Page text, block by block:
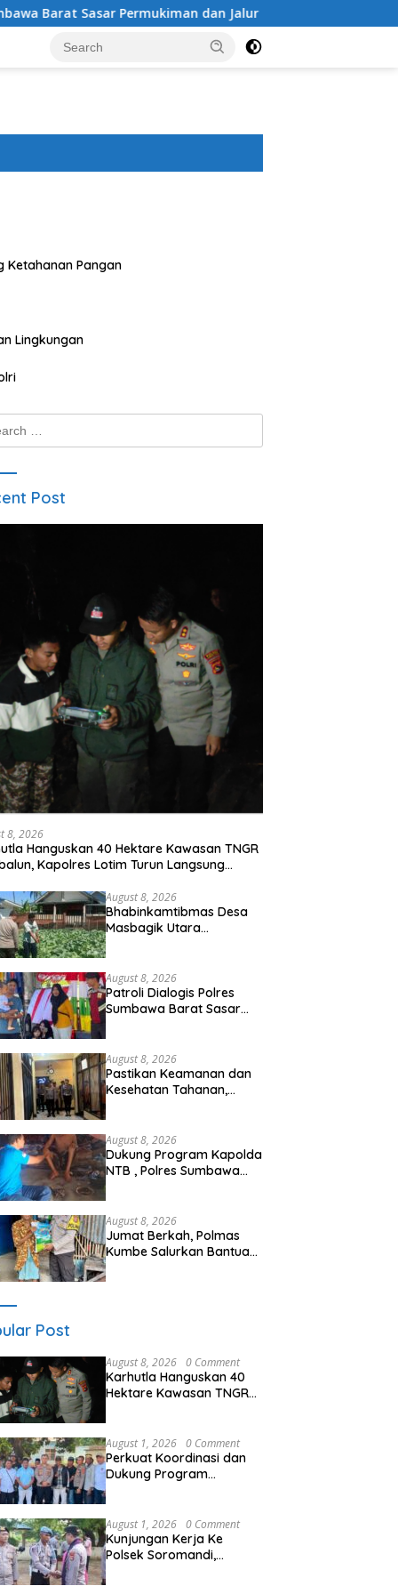
dan Jalur Ramai, Jaga Kamtibmas Tetap Kondusif
Ketahanan Pangan
Lingkungan
Post
8, 2026
Hanguskan 40 Hektare Kawasan TNGR
Kapolres Lotim Turun Langsung
August 8, 2026
Bhabinkamtibmas Desa
Masbagik Utara
Swasembada Pangan
August 8, 2026
Patroli Dialogis Polres
Sumbawa Barat Sasar
Tetap Kondusif
August 8, 2026
Pastikan Keamanan dan
Kesehatan Tahanan,
Rutan Secara Berkala
August 8, 2026
Dukung Program Kapolda
NTB , Polres Sumbawa
di Masyarakat
August 8, 2026
Jumat Berkah, Polmas
Kumbe Salurkan Bantuan
Post
August 8, 2026 0 Comment
Karhutla Hanguskan 40
Hektare Kawasan TNGR
Padamkan Api
August 1, 2026 0 Comment
Perkuat Koordinasi dan
Dukung Program
Silaturahmi Bersama
Pemdes Nggembe
August 1, 2026 0 Comment
Kunjungan Kerja Ke
Polsek Soromandi,